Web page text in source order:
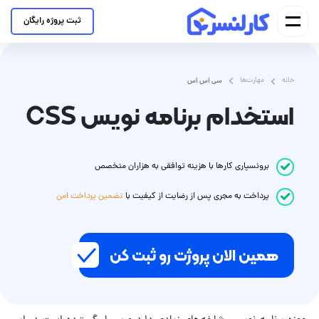
ثبت پروژه رایگان
خانه مهارت‌ها سی اس اس
استخدام برنامه نویس CSS
برونسپاری کارها با هزینه توافقی به هزاران متخصص
پرداخت به مجری پس از رضایت از کیفیت با تضمین پرداخت امن
همین الان پروژت رو ثبت کن